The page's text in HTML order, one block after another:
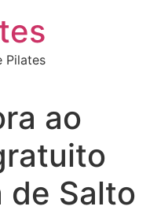
Pilates
ao
de Salto